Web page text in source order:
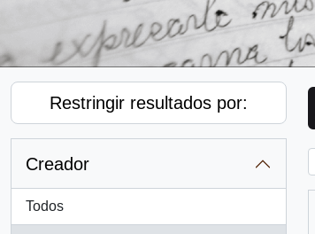
Restringir resultados por:
Creador
Todos